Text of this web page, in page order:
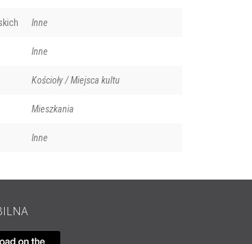
Inne
Inne
Kościoły / Miejsca kultu
Mieszkania
Inne